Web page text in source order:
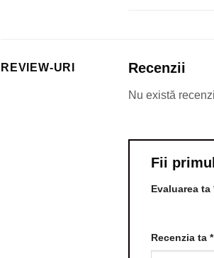
REVIEW-URI Recenzii
Nu există
Fii
Evaluarea ta
Recenzia ta *